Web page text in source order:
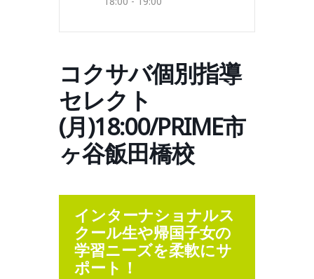
コクサバ個別指導
セレクト
(月)18:00/PRIME市
ヶ谷飯田橋校
インターナショナルス
クール生や帰国子女の
学習ニーズを柔軟にサ
ポート！